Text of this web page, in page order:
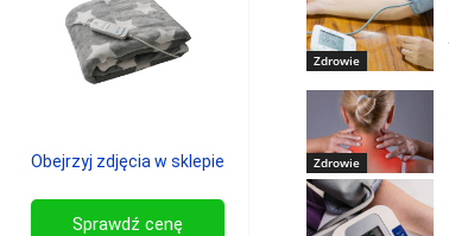
Obejrzyj zdjęcia w sklepie
Sprawdź cenę
Zdrowie
Zdrowie